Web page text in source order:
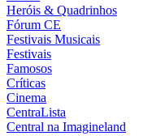
Heróis & Quadrinhos
Fórum CE
Festivais Musicais
Festivais
Famosos
Críticas
Cinema
CentraLista
Central na Imagineland